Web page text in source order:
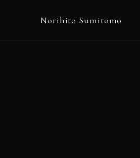
Norihito Sumitomo